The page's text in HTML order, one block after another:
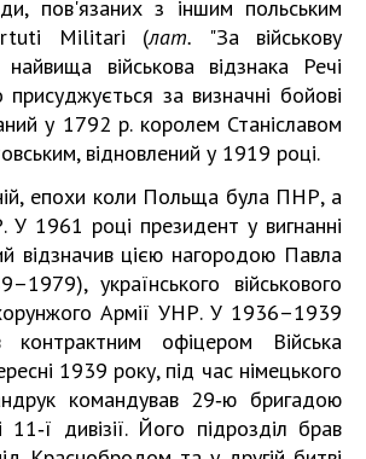
пов'язаних з іншим польським
Militari (лат. "За військову
військова відзнака Речі
за визначні бойові
у 1792 р. королем Станіславом
відновлений у 1919 році.
епохи коли Польща була ПНР, а
1961 році президент у вигнанні
відзначив цією нагородою Павла
українського військового
Армії УНР. У 1936–1939
офіцером Війська
1939 року, під час німецького
командував 29‑ю бригадою
11‑ї дивізії. Його підрозділ брав